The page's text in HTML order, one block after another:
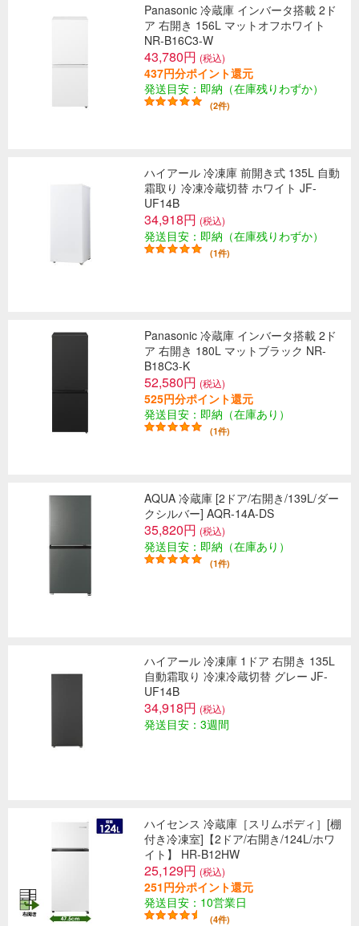
Panasonic 冷蔵庫 インバータ搭載 2ド
ア 右開き 156L マットオフホワイト
NR-B16C3-W
43,780円 (税込)
437円分ポイント還元
発送目安：即納（在庫残りわずか）
(2件)
ハイアール 冷凍庫 前開き式 135L 自動
霜取り 冷凍冷蔵切替 ホワイト JF-
UF14B
34,918円 (税込)
発送目安：即納（在庫残りわずか）
(1件)
Panasonic 冷蔵庫 インバータ搭載 2ド
ア 右開き 180L マットブラック NR-
B18C3-K
52,580円 (税込)
525円分ポイント還元
発送目安：即納（在庫あり）
(1件)
AQUA 冷蔵庫 [2ドア/右開き/139L/ダー
クシルバー] AQR-14A-DS
35,820円 (税込)
発送目安：即納（在庫あり）
(1件)
ハイアール 冷凍庫 1ドア 右開き 135L
自動霜取り 冷凍冷蔵切替 グレー JF-
UF14B
34,918円 (税込)
発送目安：3週間
ハイセンス 冷蔵庫［スリムボディ］[棚
付き冷凍室]【2ドア/右開き/124L/ホワ
イト】 HR-B12HW
25,129円 (税込)
251円分ポイント還元
発送目安：10営業日
(4件)